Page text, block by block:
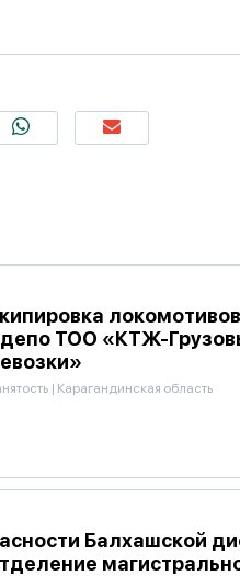
ТОО «КТЖ-
| Карагандинская область
Балхашской